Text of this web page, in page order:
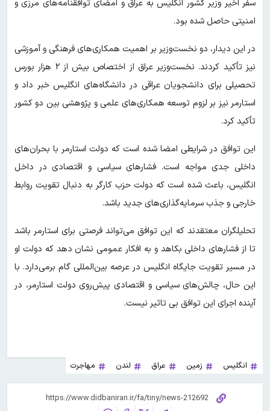
سفر اخیر وزیر کشور انگلیس به عراق و امضای توافقنامه‌های مرزی و
امنیتی حاصل شده بود.
در این دیدار، دو نخست‌وزیر بر اهمیت همکاری‌های فرهنگی و آموزشی
نیز تأکید کردند. نخست‌وزیر عراق از اختصاص بیش از ۲ هزار بورس
تحصیلی برای دانشجویان عراقی در دانشگاه‌های انگلیس خبر داد و
استارمر نیز بر لزوم توسعه همکاری‌های علمی و پژوهشی بین دو کشور
تأکید کرد.
این توافق در شرایطی امضا شده است که دولت استارمر با بحران‌های
داخلی جدی مواجه است. فشارهای سیاسی و اقتصادی در داخل
انگلیس، باعث شده است که دولت حزب کارگر به‌ دنبال تقویت روابط
خارجی و جذب سرمایه‌گذاری‌های جدید باشد.
تحلیلگران معتقدند که این توافق می‌تواند فرصتی برای استارمر باشد
تا از فشارهای داخلی بکاهد و به افکار عمومی نشان دهد که دولت او
در مسیر تقویت جایگاه انگلیس در عرصه بین‌المللی گام برمی‌دارد. با
این حال، چالش‌های سیاسی و اقتصادی پیش‌روی دولت استارمر، در
آینده اجرای این توافق بی تاثیر نیست.
انگلیس زمین عراق لندن مهاجرت